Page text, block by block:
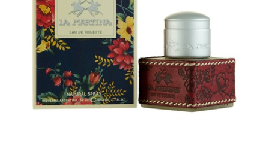
Acqua di Parma
Acqua di Sardegna